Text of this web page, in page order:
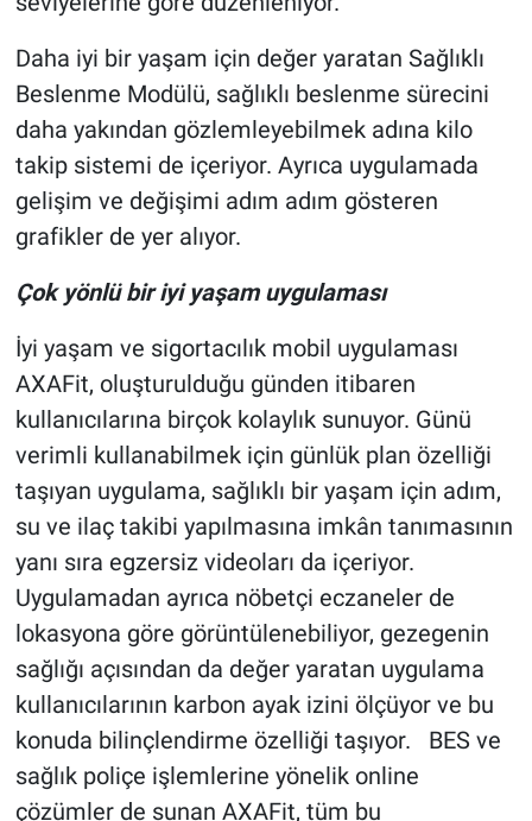
Daha iyi bir yaşam için değer yaratan Sağlıklı
Beslenme Modülü, sağlıklı beslenme sürecini
daha yakından gözlemleyebilmek adına kilo
takip sistemi de içeriyor. Ayrıca uygulamada
gelişim ve değişimi adım adım gösteren
grafikler de yer alıyor.
Çok yönlü bir iyi yaşam uygulaması
İyi yaşam ve sigortacılık mobil uygulaması
AXAFit, oluşturulduğu günden itibaren
kullanıcılarına birçok kolaylık sunuyor. Günü
verimli kullanabilmek için günlük plan özelliği
taşıyan uygulama, sağlıklı bir yaşam için adım,
su ve ilaç takibi yapılmasına imkân tanımasının
yanı sıra egzersiz videoları da içeriyor.
Uygulamadan ayrıca nöbetçi eczaneler de
lokasyona göre görüntülenebiliyor, gezegenin
sağlığı açısından da değer yaratan uygulama
kullanıcılarının karbon ayak izini ölçüyor ve bu
konuda bilinçlendirme özelliği taşıyor. BES ve
sağlık poliçe işlemlerine yönelik online
çözümler de sunan AXAFit, tüm bu